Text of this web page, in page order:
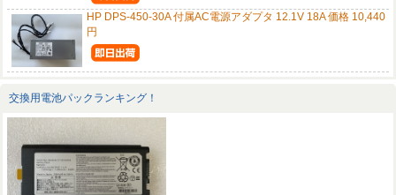
HP DPS-450-30A 付属AC電源アダプタ 12.1V 18A 価格 10,440
円
交換用電池パックランキング！